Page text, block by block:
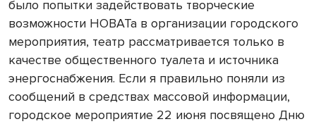
было попытки задействовать творческие
возможности НОВАТа в организации городского
мероприятия, театр рассматривается только в
качестве общественного туалета и источника
энергоснабжения. Если я правильно поняли из
сообщений в средствах массовой информации,
городское мероприятие 22 июня посвящено Дню